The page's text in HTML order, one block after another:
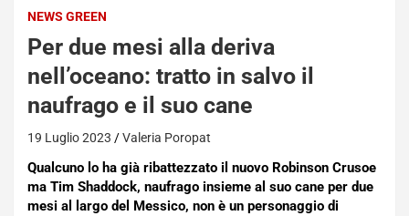
NEWS GREEN
Per due mesi alla deriva
nell’oceano: tratto in salvo il
naufrago e il suo cane
19 Luglio 2023 Valeria Poropat
Qualcuno lo ha già ribattezzato il nuovo Robinson Crusoe
ma Tim Shaddock, naufrago insieme al suo cane per due
mesi al largo del Messico, non è un personaggio di